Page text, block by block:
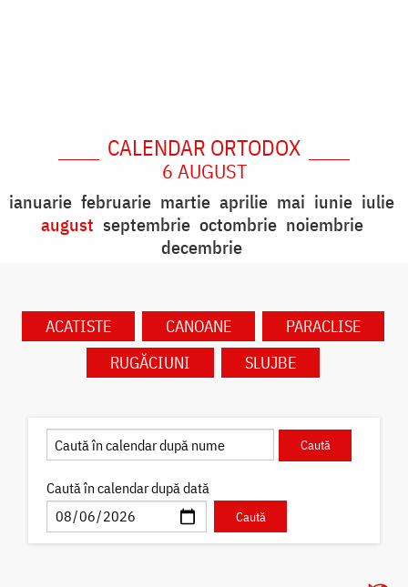
CALENDAR ORTODOX
6 AUGUST
ianuarie februarie martie aprilie mai iunie iulie
august septembrie octombrie noiembrie
decembrie
ACATISTE CANOANE
PARACLISE
RUGĂCIUNI
SLUJBE
Caută în calendar după dată